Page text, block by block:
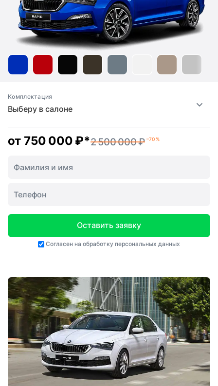
Выберу в салоне
Комплектация
от 750 000 ₽*2 500 000 ₽ –70 %
Оставить заявку
Согласен на обработку персональных данных